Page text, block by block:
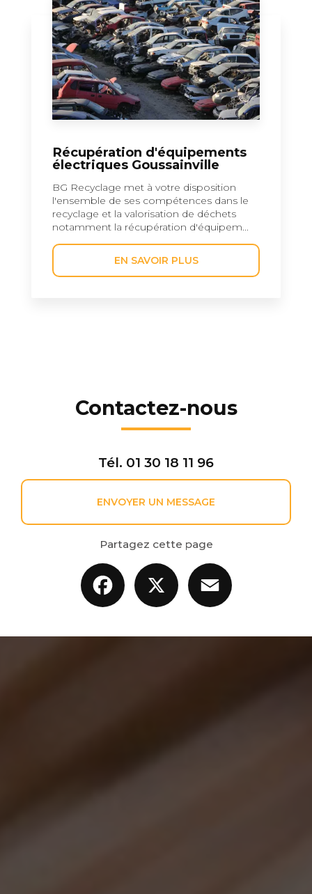
Récupération d'équipements
électriques Goussainville
BG Recyclage met à votre disposition
l'ensemble de ses compétences dans le
recyclage et la valorisation de déchets
notamment la récupération d'équipem...
EN SAVOIR PLUS
Contactez-nous
Tél. 01 30 18 11 96
ENVOYER UN MESSAGE
Partagez cette page
Facebook